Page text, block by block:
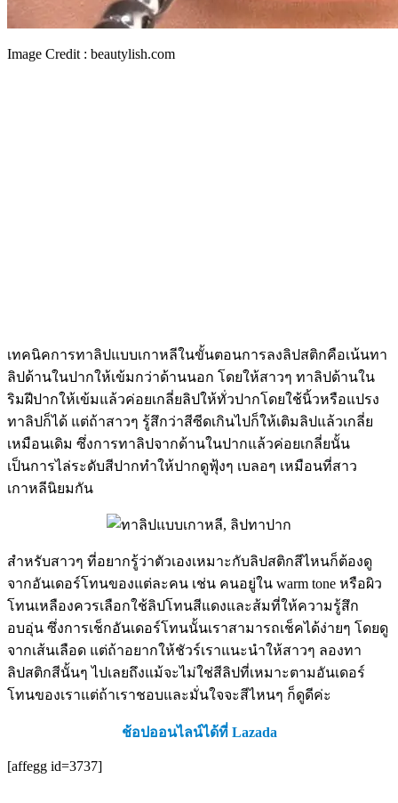
Image Credit : beautylish.com
เทคนิคการทาลิปแบบเกาหลีในขั้นตอนการลงลิปสติกคือเน้นทา
ลิปด้านในปากให้เข้มกว่าด้านนอก โดยให้สาวๆ ทาลิปด้านใน
ริมฝีปากให้เข้มแล้วค่อยเกลี่ยลิปให้ทั่วปากโดยใช้นิ้วหรือแปรง
ทาลิปก็ได้ แต่ถ้าสาวๆ รู้สึกว่าสีซีดเกินไปก็ให้เติมลิปแล้วเกลี่ย
เหมือนเดิม ซึ่งการทาลิปจากด้านในปากแล้วค่อยเกลี่ยนั้น
เป็นการไล่ระดับสีปากทำให้ปากดูฟุ้งๆ เบลอๆ เหมือนที่สาว
เกาหลีนิยมกัน
สำหรับสาวๆ ที่อยากรู้ว่าตัวเองเหมาะกับลิปสติกสีไหนก็ต้องดู
จากอันเดอร์โทนของแต่ละคน เช่น คนอยู่ใน warm tone หรือผิว
โทนเหลืองควรเลือกใช้ลิปโทนสีแดงและส้มที่ให้ความรู้สึก
อบอุ่น ซึ่งการเช็กอันเดอร์โทนนั้นเราสามารถเช็คได้ง่ายๆ โดยดู
จากเส้นเลือด แต่ถ้าอยากให้ชัวร์เราแนะนำให้สาวๆ ลองทา
ลิปสติกสีนั้นๆ ไปเลยถึงแม้จะไม่ใช่สีลิปที่เหมาะตามอันเดอร์
โทนของเราแต่ถ้าเราชอบและมั่นใจจะสีไหนๆ ก็ดูดีค่ะ
ช้อปออนไลน์ได้ที่ Lazada
[affegg id=3737]